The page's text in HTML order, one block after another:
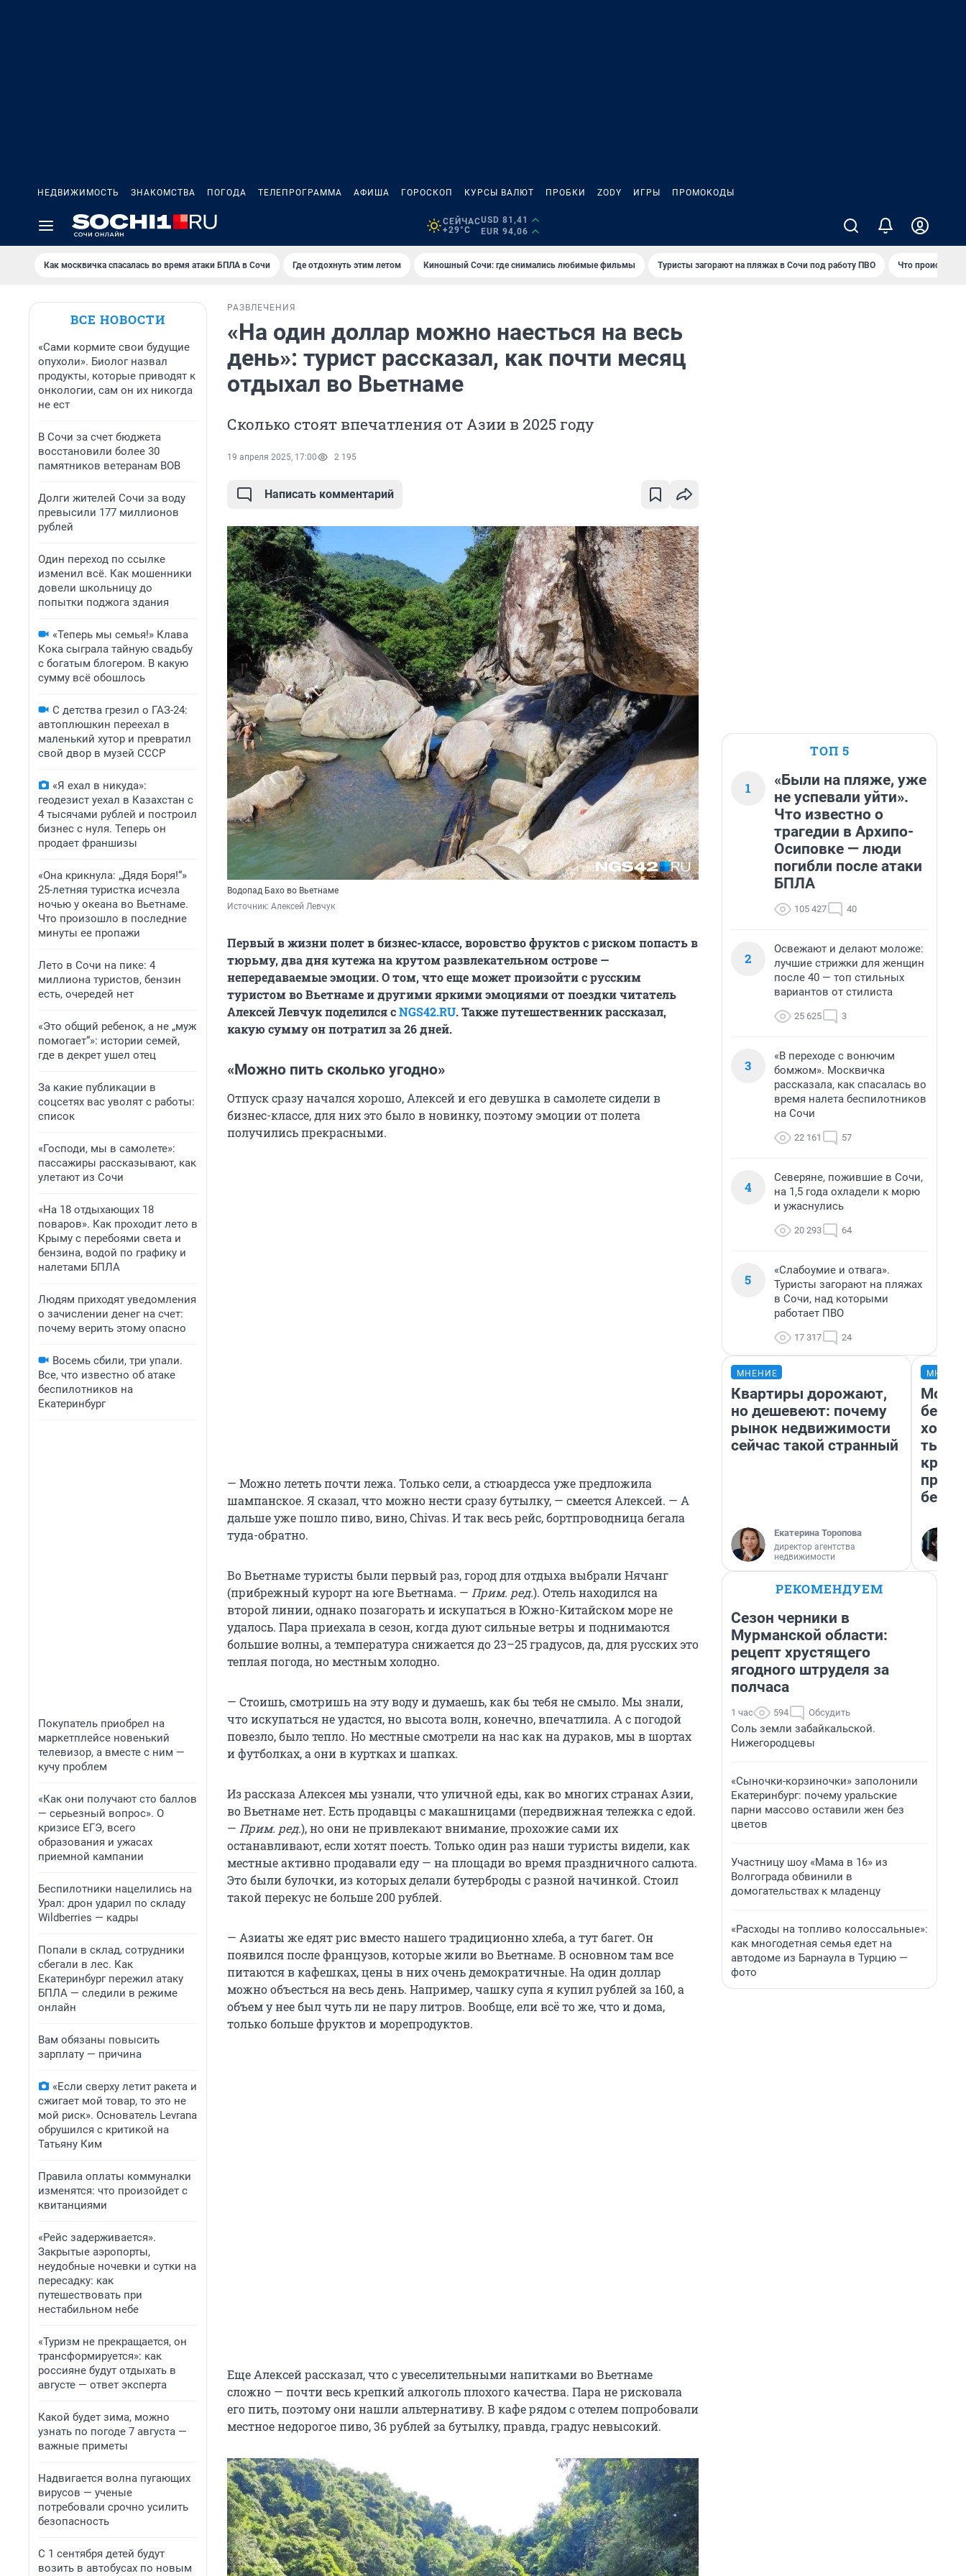
НЕДВИЖИМОСТЬ ЗНАКОМСТВА ПОГОДА ТЕЛЕПРОГРАММА АФИША ГОРОСКОП КУРСЫ ВАЛЮТ ПРОБКИ ZODY ИГРЫ ПРОМОКОДЫ
СЕЙЧАС
+29°C
USD 81,41
EUR 94,06
Как москвичка спасалась во время атаки БПЛА в Сочи Где отдохнуть этим летом Киношный Сочи: где снимались любимые фильмы Туристы загорают на пляжах в Сочи под работу ПВО Что происходит
ВСЕ НОВОСТИ
«Сами кормите свои будущие
опухоли». Биолог назвал
продукты, которые приводят к
онкологии, сам он их никогда
не ест
В Сочи за счет бюджета
восстановили более 30
памятников ветеранам ВОВ
Долги жителей Сочи за воду
превысили 177 миллионов
рублей
Один переход по ссылке
изменил всё. Как мошенники
довели школьницу до
попытки поджога здания
«Теперь мы семья!» Клава
Кока сыграла тайную свадьбу
с богатым блогером. В какую
сумму всё обошлось
С детства грезил о ГАЗ-24:
автоплюшкин переехал в
маленький хутор и превратил
свой двор в музей СССР
«Я ехал в никуда»:
геодезист уехал в Казахстан с
4 тысячами рублей и построил
бизнес с нуля. Теперь он
продает франшизы
«Она крикнула: „Дядя Боря!“»
25-летняя туристка исчезла
ночью у океана во Вьетнаме.
Что произошло в последние
минуты ее пропажи
Лето в Сочи на пике: 4
миллиона туристов, бензин
есть, очередей нет
«Это общий ребенок, а не „муж
помогает“»: истории семей,
где в декрет ушел отец
За какие публикации в
соцсетях вас уволят с работы:
список
«Господи, мы в самолете»:
пассажиры рассказывают, как
улетают из Сочи
«На 18 отдыхающих 18
поваров». Как проходит лето в
Крыму с перебоями света и
бензина, водой по графику и
налетами БПЛА
Людям приходят уведомления
о зачислении денег на счет:
почему верить этому опасно
Восемь сбили, три упали.
Все, что известно об атаке
беспилотников на
Екатеринбург
Покупатель приобрел на
маркетплейсе новенький
телевизор, а вместе с ним —
кучу проблем
«Как они получают сто баллов
— серьезный вопрос». О
кризисе ЕГЭ, всего
образования и ужасах
приемной кампании
Беспилотники нацелились на
Урал: дрон ударил по складу
Wildberries — кадры
Попали в склад, сотрудники
сбегали в лес. Как
Екатеринбург пережил атаку
БПЛА — следили в режиме
онлайн
Вам обязаны повысить
зарплату — причина
«Если сверху летит ракета и
сжигает мой товар, то это не
мой риск». Основатель Levrana
обрушился с критикой на
Татьяну Ким
Правила оплаты коммуналки
изменятся: что произойдет с
квитанциями
«Рейс задерживается».
Закрытые аэропорты,
неудобные ночевки и сутки на
пересадку: как
путешествовать при
нестабильном небе
«Туризм не прекращается, он
трансформируется»: как
россияне будут отдыхать в
августе — ответ эксперта
Какой будет зима, можно
узнать по погоде 7 августа —
важные приметы
Надвигается волна пугающих
вирусов — ученые
потребовали срочно усилить
безопасность
С 1 сентября детей будут
возить в автобусах по новым
РАЗВЛЕЧЕНИЯ
«На один доллар можно наесться на весь
день»: турист рассказал, как почти месяц
отдыхал во Вьетнаме
Сколько стоят впечатления от Азии в 2025 году
19 апреля 2025, 17:00 2 195
Написать комментарий
Водопад Бахо во Вьетнаме
Источник: Алексей Левчук
Первый в жизни полет в бизнес-классе, воровство фруктов с риском попасть в
тюрьму, два дня кутежа на крутом развлекательном острове —
непередаваемые эмоции. О том, что еще может произойти с русским
туристом во Вьетнаме и другими яркими эмоциями от поездки читатель
Алексей Левчук поделился сNGS42.RU. Также путешественник рассказал,
какую сумму он потратил за26 дней.
«Можно пить сколько угодно»
Отпуск сразу начался хорошо, Алексей и его девушка в самолете сидели в
бизнес-классе, для них это было в новинку, поэтому эмоции от полета
получились прекрасными.
— Можно лететь почти лежа. Только сели, а стюардесса уже предложила
шампанское. Я сказал, что можно нести сразу бутылку, — смеется Алексей. — А
дальше уже пошло пиво, вино, Chivas. И так весь рейс, бортпроводница бегала
туда-обратно.
Во Вьетнаме туристы были первый раз, город для отдыха выбрали Нячанг
(прибрежный курорт на юге Вьетнама. — Прим. ред.). Отель находился на
второй линии, однако позагорать и искупаться в Южно-Китайском море не
удалось. Пара приехала в сезон, когда дуют сильные ветры и поднимаются
большие волны, а температура снижается до23–25 градусов, да, для русских это
теплая погода, но местным холодно.
— Стоишь, смотришь на эту воду и думаешь, как бы тебя не смыло. Мы знали,
что искупаться не удастся, но высота волн, конечно, впечатлила. А с погодой
повезло, было тепло. Но местные смотрели на нас как на дураков, мы в шортах
и футболках, а они в куртках и шапках.
Из рассказа Алексея мы узнали, что уличной еды, как во многих странах Азии,
во Вьетнаме нет. Есть продавцы с макашницами (передвижная тележка с едой.
— Прим. ред.), но они не привлекают внимание, прохожие сами их
останавливают, если хотят поесть. Только один раз наши туристы видели, как
местные активно продавали еду — на площади во время праздничного салюта.
Это были булочки, из которых делали бутерброды с разной начинкой. Стоил
такой перекус не больше200 рублей.
— Азиаты же едят рис вместо нашего традиционно хлеба, а тут багет. Он
появился после французов, которые жили во Вьетнаме. В основном там все
питаются в кафешках, цены в них очень демократичные. На один доллар
можно объесться на весь день. Например, чашку супа я купил рублей за 160, а
объем у нее был чуть ли не пару литров. Вообще, ели всё то же, что и дома,
только больше фруктов и морепродуктов.
Еще Алексей рассказал, что с увеселительными напитками во Вьетнаме
сложно — почти весь крепкий алкоголь плохого качества. Пара не рисковала
его пить, поэтому они нашли альтернативу. В кафе рядом с отелем попробовали
местное недорогое пиво,36 рублейза бутылку, правда, градус невысокий.
ТОП 5
1
«Были на пляже, уже
не успевали уйти».
Что известно о
трагедии в Архипо-
Осиповке — люди
погибли после атаки
БПЛА
105 427 40
2
Освежают и делают моложе:
лучшие стрижки для женщин
после 40 — топ стильных
вариантов от стилиста
25 625 3
3
«В переходе с вонючим
бомжом». Москвичка
рассказала, как спасалась во
время налета беспилотников
на Сочи
22 161 57
4
Северяне, пожившие в Сочи,
на 1,5 года охладели к морю
и ужаснулись
20 293 64
5
«Слабоумие и отвага».
Туристы загорают на пляжах
в Сочи, над которыми
работает ПВО
17 317 24
МНЕНИЕ
Квартиры дорожают,
но дешевеют: почему
рынок недвижимости
сейчас такой странный
Екатерина Торопова
директор агентства
недвижимости
Мой
РЕКОМЕНДУЕМ
Сезон черники в
Мурманской области:
рецепт хрустящего
ягодного штруделя за
полчаса
1 час 594 Обсудить
Соль земли забайкальской.
Нижегородцевы
«Сыночки-корзиночки» заполонили
Екатеринбург: почему уральские
парни массово оставили жен без
цветов
Участницу шоу «Мама в 16» из
Волгограда обвинили в
домогательствах к младенцу
«Расходы на топливо колоссальные»:
как многодетная семья едет на
автодоме из Барнаула в Турцию —
фото